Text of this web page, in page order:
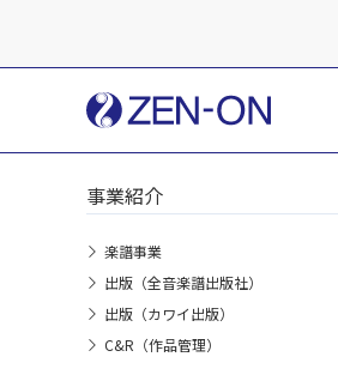
事業紹介
楽譜事業
出版（全音楽譜出版社）
出版（カワイ出版）
C&R（作品管理）